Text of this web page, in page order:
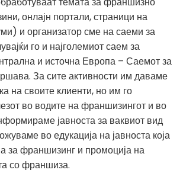
онлајн портали, страници на
и организатор сме на саеми за
го и најголемиот саем за
и источна Европа – Саемот за
За сите активности им даваме
на своите клиенти, но им го
во водите на франшизингот и во
јавноста за ваквиот вид
во едукација на јавноста која
за франшизинг и промоција на
со франшиза.